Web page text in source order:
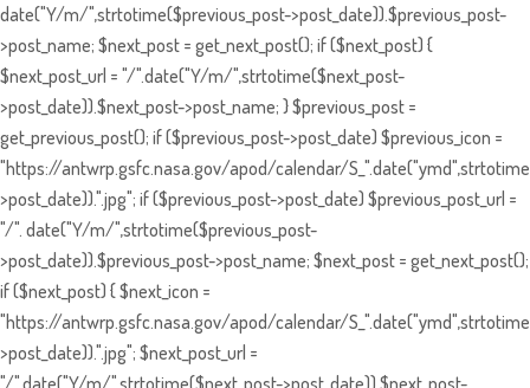
date("Y/m/",strtotime($previous_post->post_date)).$previous_post-
>post_name; $next_post = get_next_post(); if ($next_post) {
$next_post_url = "/".date("Y/m/",strtotime($next_post-
>post_date)).$next_post->post_name; } $previous_post =
get_previous_post(); if ($previous_post->post_date) $previous_icon =
"https://antwrp.gsfc.nasa.gov/apod/calendar/
>post_date)).".jpg"; if ($previous_post->post_date) $previous_post_url =
"/". date("Y/m/",strtotime($previous_post-
>post_date)).$previous_post->post_name; $next_post = get_next_post();
if ($next_post) { $next_icon =
"https://antwrp.gsfc.nasa.gov/apod/calendar/
>post_date)).".jpg"; $next_post_url =